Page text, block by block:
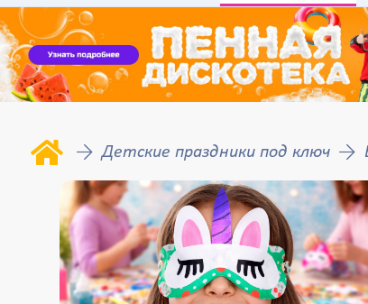
Детские праздники под ключ